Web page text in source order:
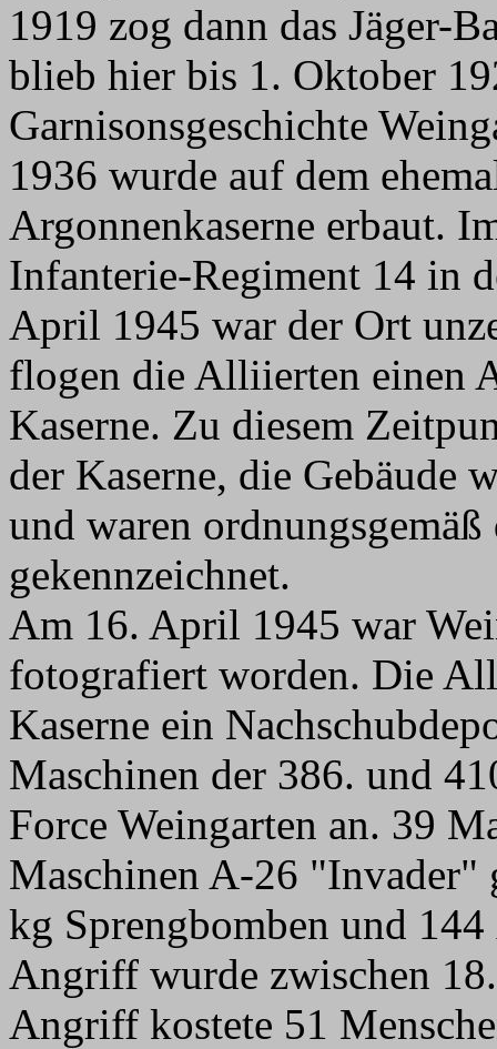
1919 zog dann das Jäger-
blieb hier bis 1. Oktober
Garnisonsgeschichte
1936 wurde auf dem
Argonnenkaserne erbaut.
Infanterie-Regiment 14 in
April 1945 war der Ort
flogen die Alliierten einen
Kaserne. Zu diesem
der Kaserne, die Gebäude
und waren
gekennzeichnet.
Am 16. April 1945 war
fotografiert worden. Die
Kaserne ein
Maschinen der 386. und
Force Weingarten an. 39
Maschinen A-26
kg Sprengbomben und
Angriff wurde zwischen
Angriff kostete 51